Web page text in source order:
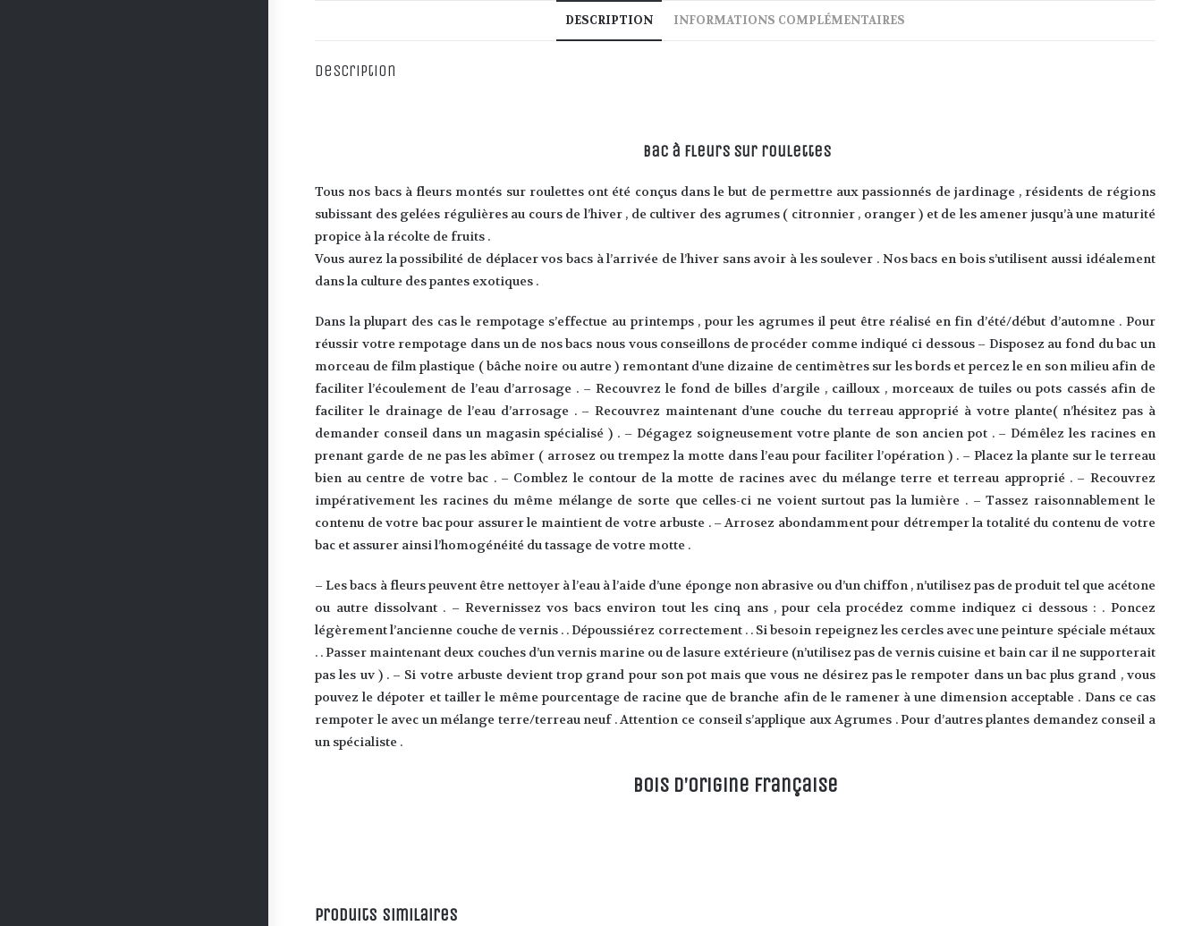
DESCRIPTION INFORMATIONS COMPLÉMENTAIRES
Description
Bac à fleurs sur roulettes
Tous nos bacs à fleurs montés sur roulettes ont été conçus dans le but de permettre aux passionnés de jardinage , résidents de régions
subissant des gelées régulières au cours de l’hiver , de cultiver des agrumes ( citronnier , oranger ) et de les amener jusqu’à une maturité
propice à la récolte de fruits .
Vous aurez la possibilité de déplacer vos bacs à l’arrivée de l’hiver sans avoir à les soulever . Nos bacs en bois s’utilisent aussi idéalement
dans la culture des pantes exotiques .
Dans la plupart des cas le rempotage s’effectue au printemps , pour les agrumes il peut être réalisé en fin d’été/début d’automne . Pour
réussir votre rempotage dans un de nos bacs nous vous conseillons de procéder comme indiqué ci dessous – Disposez au fond du bac un
morceau de film plastique ( bâche noire ou autre ) remontant d’une dizaine de centimètres sur les bords et percez le en son milieu afin de
faciliter l’écoulement de l’eau d’arrosage . – Recouvrez le fond de billes d’argile , cailloux , morceaux de tuiles ou pots cassés afin de
faciliter le drainage de l’eau d’arrosage . – Recouvrez maintenant d’une couche du terreau approprié à votre plante( n’hésitez pas à
demander conseil dans un magasin spécialisé ) . – Dégagez soigneusement votre plante de son ancien pot . – Démêlez les racines en
prenant garde de ne pas les abîmer ( arrosez ou trempez la motte dans l’eau pour faciliter l’opération ) . – Placez la plante sur le terreau
bien au centre de votre bac . – Comblez le contour de la motte de racines avec du mélange terre et terreau approprié . – Recouvrez
impérativement les racines du même mélange de sorte que celles-ci ne voient surtout pas la lumière . – Tassez raisonnablement le
contenu de votre bac pour assurer le maintient de votre arbuste . – Arrosez abondamment pour détremper la totalité du contenu de votre
bac et assurer ainsi l’homogénéité du tassage de votre motte .
– Les bacs à fleurs peuvent être nettoyer à l’eau à l’aide d’une éponge non abrasive ou d’un chiffon , n’utilisez pas de produit tel que acétone
ou autre dissolvant . – Revernissez vos bacs environ tout les cinq ans , pour cela procédez comme indiquez ci dessous : . Poncez
légèrement l’ancienne couche de vernis . . Dépoussiérez correctement . . Si besoin repeignez les cercles avec une peinture spéciale métaux
. . Passer maintenant deux couches d’un vernis marine ou de lasure extérieure (n’utilisez pas de vernis cuisine et bain car il ne supporterait
pas les uv ) . – Si votre arbuste devient trop grand pour son pot mais que vous ne désirez pas le rempoter dans un bac plus grand , vous
pouvez le dépoter et tailler le même pourcentage de racine que de branche afin de le ramener à une dimension acceptable . Dans ce cas
rempoter le avec un mélange terre/terreau neuf . Attention ce conseil s’applique aux Agrumes . Pour d’autres plantes demandez conseil a
un spécialiste .
Bois d’origine Française
Produits similaires